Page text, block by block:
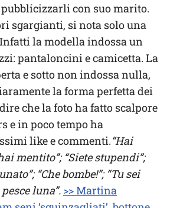
con suo marito.
sgargianti, si nota solo una
la modella indossa un
pantaloncini e camicetta. La
e sotto non indossa nulla,
la forma perfetta dei
che la foto ha fatto scalpore
e in poco tempo ha
like e commenti.“Hai
mentito”; “Siete stupendi”;
“Che bombe!”; “Tu sei
luna”. >> Martina